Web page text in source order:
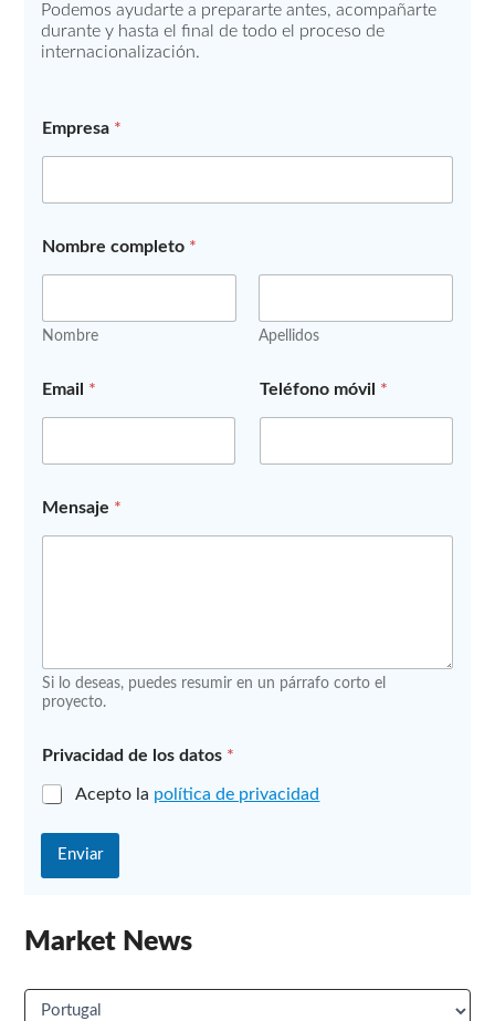
Podemos ayudarte a prepararte antes, acompañarte
durante y hasta el final de todo el proceso de
internacionalización.
Empresa *
Nombre completo *
Nombre Apellidos
Email *
s
Teléfono móvil *
Mensaje *
Si lo deseas, puedes resumir en un párrafo corto el
proyecto.
Privacidad de los datos *
Acepto la política de privacidad
Enviar
Market News